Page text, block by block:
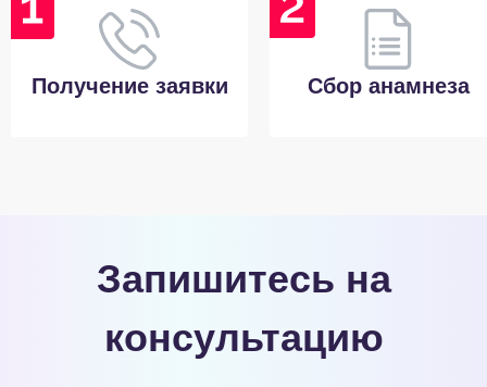
Получение заявки Сбор анамнеза
Запишитесь на
консультацию